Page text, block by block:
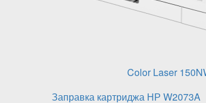
Color Laser
Заправка картриджа НР W2073A